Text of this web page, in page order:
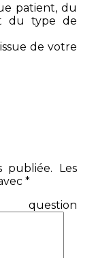
patient, du
du type de
de votre
publiée.
Les
*